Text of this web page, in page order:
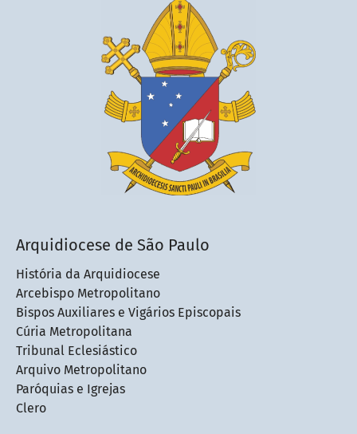
Arquidiocese de São Paulo
História da Arquidiocese
Arcebispo Metropolitano
Bispos Auxiliares e Vigários Episcopais
Cúria Metropolitana
Tribunal Eclesiástico
Arquivo Metropolitano
Paróquias e Igrejas
Clero